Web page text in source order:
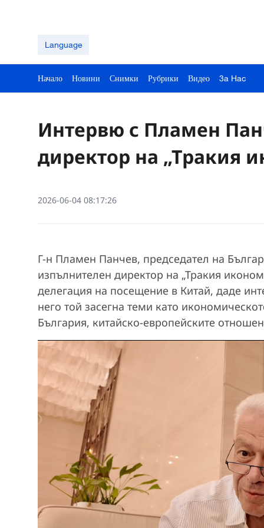
Language
Начало Новини Снимки Рубрики Видео 3a Hac
Интервю с Пламен
директор на „Тракия
2026-06-04 08:17:26
Г-н Пламен Панчев, председател на
изпълнителен директор на „Тракия
делегация на посещение в Китай, даде
него той засегна теми като
България, китайско-европейските